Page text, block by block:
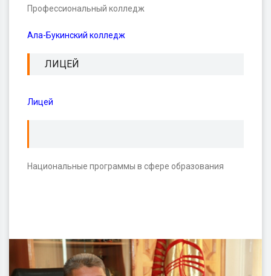
Профессиональный колледж
Ала-Букинский колледж
ЛИЦЕЙ
Лицей
Национальные программы в сфере образования